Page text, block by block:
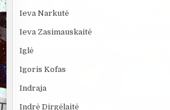
Ieva Narkutė
Ieva Zasimauskaitė
Iglė
Igoris Kofas
Indraja
Indrė Dirgėlaitė